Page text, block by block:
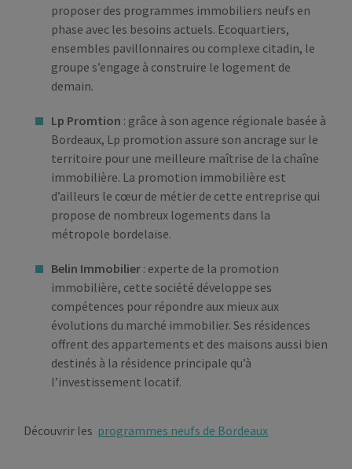
proposer des programmes immobiliers neufs en
phase avec les besoins actuels. Ecoquartiers,
ensembles pavillonnaires ou complexe citadin, le
groupe s’engage à construire le logement de
demain.
Lp Promtion : grâce à son agence régionale basée à
Bordeaux, Lp promotion assure son ancrage sur le
territoire pour une meilleure maîtrise de la chaîne
immobilière. La promotion immobilière est
d’ailleurs le cœur de métier de cette entreprise qui
propose de nombreux logements dans la
métropole bordelaise.
Belin Immobilier : experte de la promotion
immobilière, cette société développe ses
compétences pour répondre aux mieux aux
évolutions du marché immobilier. Ses résidences
offrent des appartements et des maisons aussi bien
destinés à la résidence principale qu’à
l’investissement locatif.
Découvrir les programmes neufs de Bordeaux